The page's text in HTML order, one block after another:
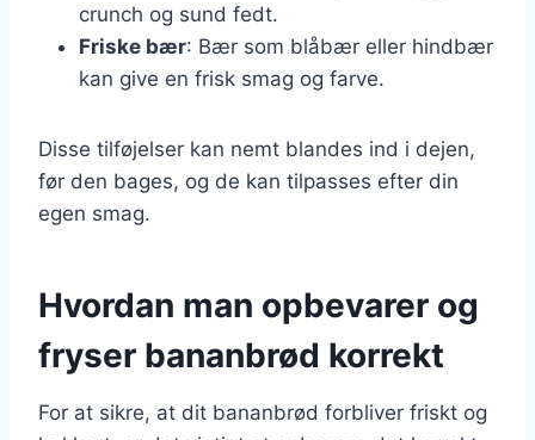
crunch og sund fedt.
Friske bær: Bær som blåbær eller hindbær
kan give en frisk smag og farve.
Disse tilføjelser kan nemt blandes ind i dejen,
før den bages, og de kan tilpasses efter din
egen smag.
Hvordan man opbevarer og
fryser bananbrød korrekt
For at sikre, at dit bananbrød forbliver friskt og